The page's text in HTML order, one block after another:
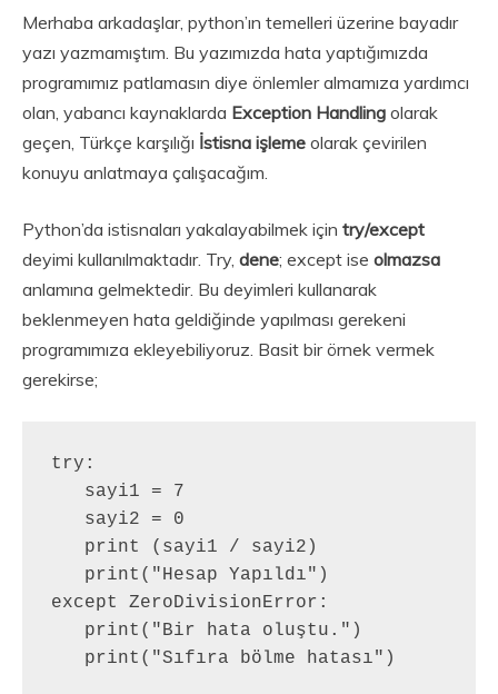
Merhaba arkadaşlar, python’ın temelleri üzerine bayadır
yazı yazmamıştım. Bu yazımızda hata yaptığımızda
programımız patlamasın diye önlemler almamıza yardımcı
olan, yabancı kaynaklarda Exception Handling olarak
geçen, Türkçe karşılığı İstisna işleme olarak çevirilen
konuyu anlatmaya çalışacağım.
Python’da istisnaları yakalayabilmek için try/except
deyimi kullanılmaktadır. Try, dene; except ise olmazsa
anlamına gelmektedir. Bu deyimleri kullanarak
beklenmeyen hata geldiğinde yapılması gerekeni
programımıza ekleyebiliyoruz. Basit bir örnek vermek
gerekirse;
try:
   sayi1 = 7
   sayi2 = 0
   print (sayi1 / sayi2)
   print("Hesap Yapıldı")
except ZeroDivisionError:
   print("Bir hata oluştu.")
   print("Sıfıra bölme hatası")